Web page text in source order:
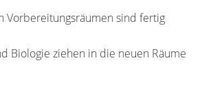
Vorbereitungsräumen sind fertig
Biologie ziehen in die neuen Räume